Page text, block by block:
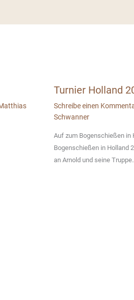
Turnier Holland
Schreibe einen
Schwanner
Auf zum Bogenschießen in
Bogenschießen in Holland
an Arnold und seine